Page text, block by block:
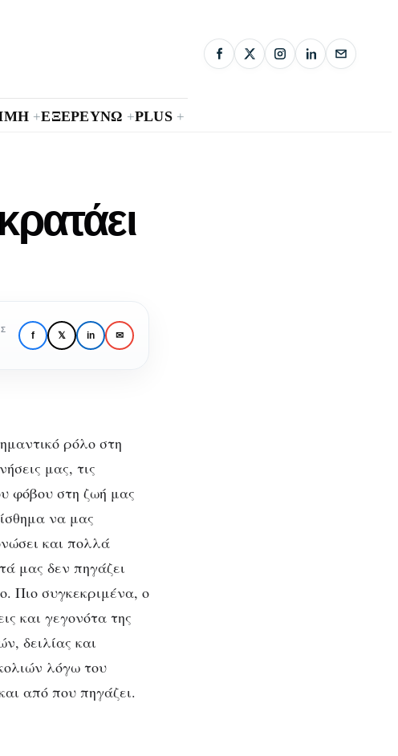
+ΕΞΕΡΕΥΝΩ +PLUS +
f 𝕏 in ✉
ρόλο στη
μας, τις
φόβου στη ζωή μας
να μας
και πολλά
μας δεν πηγάζει
Πιο συγκεκριμένα, ο
και γεγονότα της
δειλίας και
λόγω του
από που πηγάζει.